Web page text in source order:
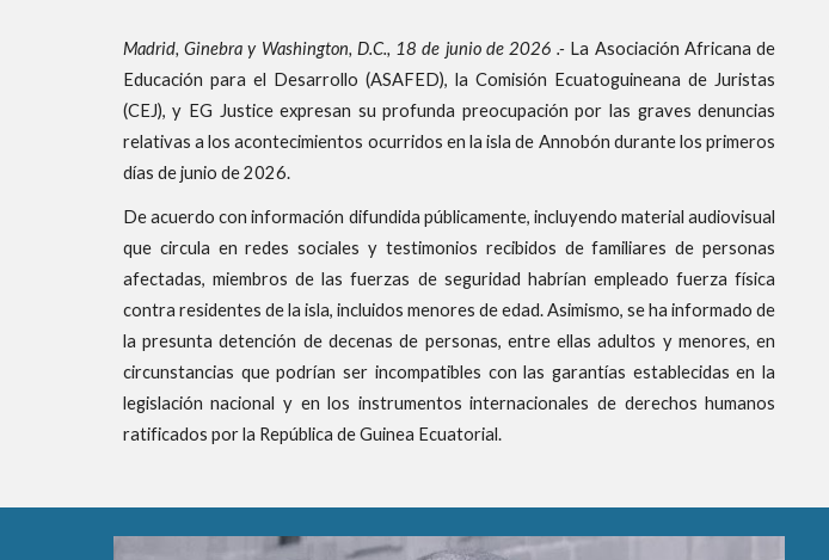
Madrid, Ginebra y Washington, D.C., 18 de junio de 2026 .- La Asociación Africana de
Educación para el Desarrollo (ASAFED), la Comisión Ecuatoguineana de Juristas
(CEJ), y EG Justice expresan su profunda preocupación por las graves denuncias
relativas a los acontecimientos ocurridos en la isla de Annobón durante los primeros
días de junio de 2026.
De acuerdo con información difundida públicamente, incluyendo material audiovisual
que circula en redes sociales y testimonios recibidos de familiares de personas
afectadas, miembros de las fuerzas de seguridad habrían empleado fuerza física
contra residentes de la isla, incluidos menores de edad. Asimismo, se ha informado de
la presunta detención de decenas de personas, entre ellas adultos y menores, en
circunstancias que podrían ser incompatibles con las garantías establecidas en la
legislación nacional y en los instrumentos internacionales de derechos humanos
ratificados por la República de Guinea Ecuatorial.